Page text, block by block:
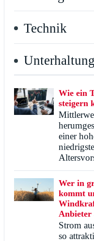
Technik
Wie ein
steigern
einer
Wer in
kommt
Anbieter
Strom
so